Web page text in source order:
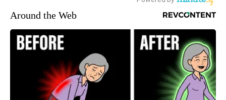
Around the Web